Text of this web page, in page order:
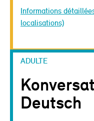
Informations
localisations)
ADULTE
Deutsch